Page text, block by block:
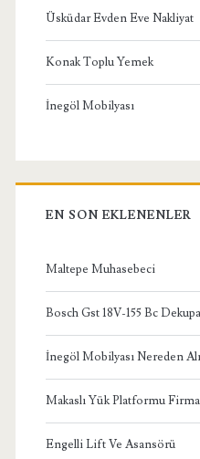
Üsküdar Evden Eve Nakliyat
Konak Toplu Yemek
İnegöl Mobilyası
EN SON EKLENENLER
Maltepe Muhasebeci
Bosch Gst 18V-155 Bc
İnegöl Mobilyası Nereden
Makaslı Yük Platformu
Engelli Lift Ve Asansörü